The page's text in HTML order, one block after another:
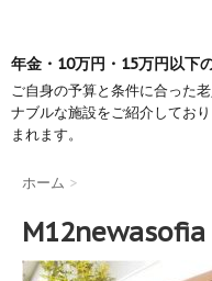
年金・10万円・15万円以下
ご自身の予算と条件に合った
ナブルな施設をご紹介してお
まれます。
ホーム >
M12newasofia